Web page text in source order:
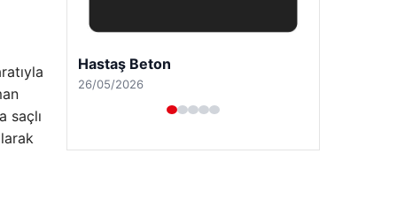
saçlı
Prenses Night Club
29/04/2026